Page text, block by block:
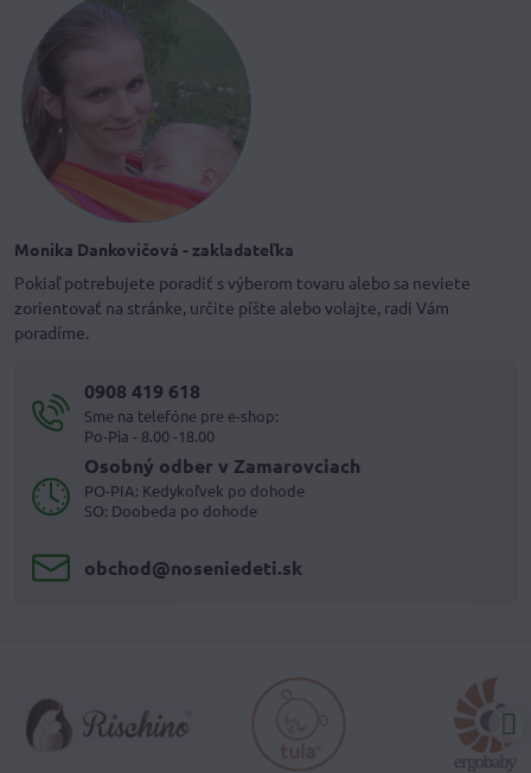
Monika Dankovičová - zakladateľka
Pokiaľ potrebujete poradiť s výberom tovaru alebo sa neviete
zorientovať na stránke, určite píšte alebo volajte, radi Vám
poradíme.
0908 419 618
Sme na telefóne pre e-shop:
Po-Pia - 8.00 -18.00
Osobný odber v Zamarovciach
PO-PIA: Kedykoľvek po dohode
SO: Doobeda po dohode
obchod​@noseniedeti​.sk